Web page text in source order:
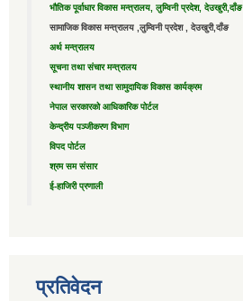
भौतिक पूर्वाधार विकास मन्त्रालय, लुम्विनी प्रदेश, देउखुरी,दाँङ
सामाजिक विकास मन्त्रालय ,लुम्विनी प्रदेश , देउखुरी,दाँङ
अर्थ मन्त्रालय
सूचना तथा संचार मन्त्रालय
स्थानीय शासन तथा सामुदायिक विकास कार्यक्रम
नेपाल सरकारको आधिकारिक पोर्टल
केन्द्रीय पञ्जीकरण विभाग
विपद पोर्टल
श्रम सम संसार
ई-हाजिरी प्रणाली
प्रतिवेदन